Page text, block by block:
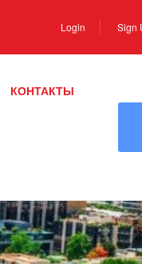
Login Sign
КОНТАКТЫ